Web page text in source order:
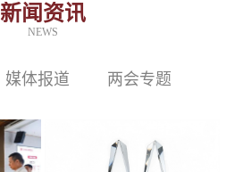
新闻资讯
NEWS
媒体报道 两会专题